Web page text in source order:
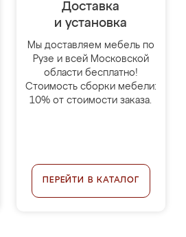
Доставка
и установка
Мы доставляем мебель по
Рузе и всей Московской
области бесплатно!
Стоимость сборки мебели:
10% от стоимости заказа.
ПЕРЕЙТИ В КАТАЛОГ